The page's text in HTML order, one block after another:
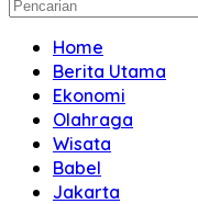
Home
Berita Utama
Ekonomi
Olahraga
Wisata
Babel
Jakarta